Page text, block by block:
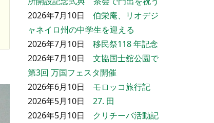
2026年7月10日 伯栄庵、リオデジ
ャネイロ州の中学生を迎える
2026年7月10日 移民祭118 年記念
2026年7月10日 文協国士舘公園で
第3回 万国フェスタ開催
2026年6月10日 モロッコ旅行記
2026年5月10日 27. 田
2026年5月10日
クリチーバ活動記